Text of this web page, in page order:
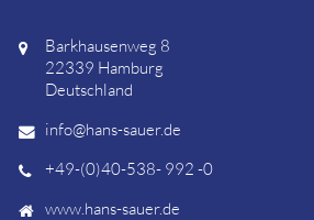
Barkhausenweg 8
22339 Hamburg
Deutschland
info@hans-sauer.de
+49-(0)40-538- 992 -0
www.hans-sauer.de